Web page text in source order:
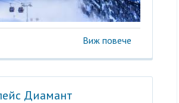
Виж повече
Диамант